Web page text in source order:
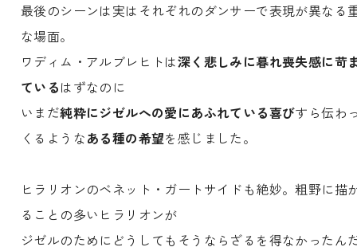
最後のシーンは実はそれぞれのダンサーで表現が異なる
な場面。
ワディム・アルブレヒトは深く悲しみに暮れ喪失感に苛
ているはずなのに
いまだ純粋にジゼルへの愛にあふれている喜びすら伝わ
くるようなある種の希望を感じました。
ヒラリオンのベネット・ガートサイドも絶妙。粗野に描
ることの多いヒラリオンが
ジゼルのためにどうしてもそうならざるを得なかったん